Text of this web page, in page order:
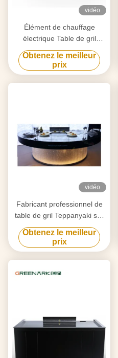
vidéo
Élément de chauffage
électrique Table de gril
Teppanyaki pour la
purification personnalisée
selon vos besoins
Obtenez le meilleur
prix
vidéo
Fabricant professionnel de
table de gril Teppanyaki sur
mesure avec design gratuit
fournisseur fiable
d'équipement de gril Hibachi
Obtenez le meilleur
prix